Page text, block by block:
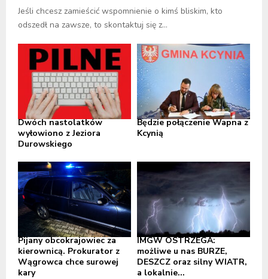
Jeśli chcesz zamieścić wspomnienie o kimś bliskim, kto
odszedł na zawsze, to skontaktuj się z...
Dwóch nastolatków
wyłowiono z Jeziora
Durowskiego
Będzie połączenie Wapna z
Kcynią
Pijany obcokrajowiec za
kierownicą. Prokurator z
Wągrowca chce surowej
kary
IMGW OSTRZEGA:
możliwe u nas BURZE,
DESZCZ oraz silny WIATR,
a lokalnie...